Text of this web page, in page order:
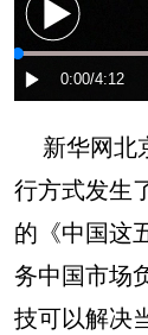
新华网北
行方式发生
的《中国这
务中国市场
技可以解决